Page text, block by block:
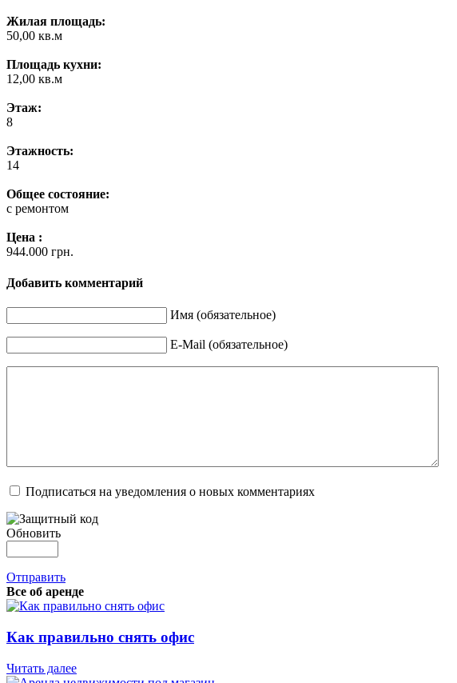
Жилая площадь:
50,00 кв.м
Площадь кухни:
12,00 кв.м
Этаж:
8
Этажность:
14
Общее состояние:
с ремонтом
Цена :
944.000 грн.
Добавить комментарий
Имя (обязательное)
E-Mail (обязательное)
Подписаться на уведомления о новых комментариях
Обновить
Отправить
Все об аренде
Как правильно снять офис
Читать далее